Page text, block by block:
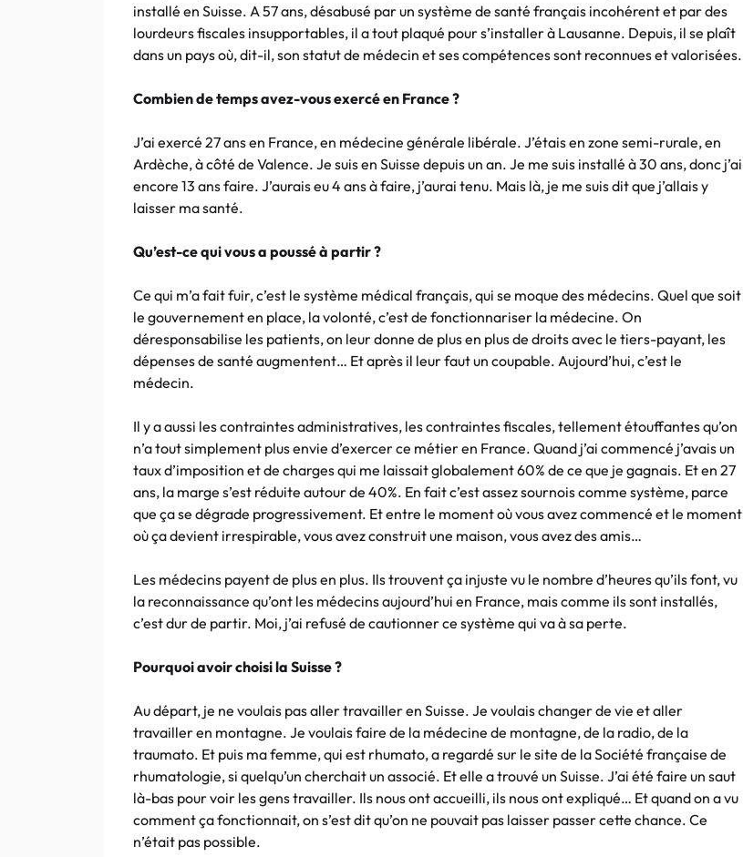
installé en Suisse. A 57 ans, désabusé par un système de santé français incohérent et par des
lourdeurs fiscales insupportables, il a tout plaqué pour s’installer à Lausanne. Depuis, il se plaît
dans un pays où, dit-il, son statut de médecin et ses compétences sont reconnues et valorisées.
Combien de temps avez-vous exercé en France ?
J’ai exercé 27 ans en France, en médecine générale libérale. J’étais en zone semi-rurale, en
Ardèche, à côté de Valence. Je suis en Suisse depuis un an. Je me suis installé à 30 ans, donc j’ai
encore 13 ans faire. J’aurais eu 4 ans à faire, j’aurai tenu. Mais là, je me suis dit que j’allais y
laisser ma santé.
Qu’est-ce qui vous a poussé à partir ?
Ce qui m’a fait fuir, c’est le système médical français, qui se moque des médecins. Quel que soit
le gouvernement en place, la volonté, c’est de fonctionnariser la médecine. On
déresponsabilise les patients, on leur donne de plus en plus de droits avec le tiers-payant, les
dépenses de santé augmentent… Et après il leur faut un coupable. Aujourd’hui, c’est le
médecin.
Il y a aussi les contraintes administratives, les contraintes fiscales, tellement étouffantes qu’on
n’a tout simplement plus envie d’exercer ce métier en France. Quand j’ai commencé j’avais un
taux d’imposition et de charges qui me laissait globalement 60% de ce que je gagnais. Et en 27
ans, la marge s’est réduite autour de 40%. En fait c’est assez sournois comme système, parce
que ça se dégrade progressivement. Et entre le moment où vous avez commencé et le moment
où ça devient irrespirable, vous avez construit une maison, vous avez des amis…
Les médecins payent de plus en plus. Ils trouvent ça injuste vu le nombre d’heures qu’ils font, vu
la reconnaissance qu’ont les médecins aujourd’hui en France, mais comme ils sont installés,
c’est dur de partir. Moi, j’ai refusé de cautionner ce système qui va à sa perte.
Pourquoi avoir choisi la Suisse ?
Au départ, je ne voulais pas aller travailler en Suisse. Je voulais changer de vie et aller
travailler en montagne. Je voulais faire de la médecine de montagne, de la radio, de la
traumato. Et puis ma femme, qui est rhumato, a regardé sur le site de la Société française de
rhumatologie, si quelqu’un cherchait un associé. Et elle a trouvé un Suisse. J’ai été faire un saut
là-bas pour voir les gens travailler. Ils nous ont accueilli, ils nous ont expliqué… Et quand on a vu
comment ça fonctionnait, on s’est dit qu’on ne pouvait pas laisser passer cette chance. Ce
n’était pas possible.